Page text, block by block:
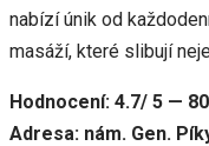
nabízí únik od
masáží, které slibují
Hodnocení: 4.7/ 5 —
Adresa: nám. Gen.